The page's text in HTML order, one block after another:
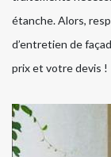
étanche. Alors,
d’entretien de
prix et votre devis !